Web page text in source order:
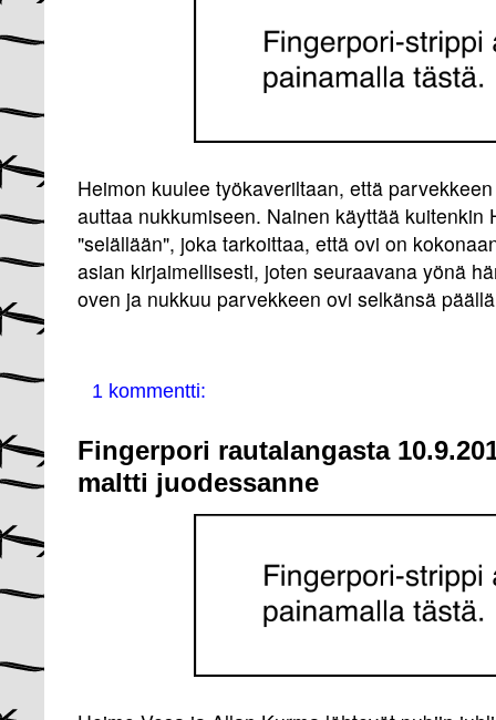
Heimon kuulee työkaveriltaan, että
auttaa nukkumiseen. Nainen käyttää kuitenkin
"selällään", joka tarkoittaa, että ovi on
asian kirjaimellisesti, joten seuraavana yönä
oven ja nukkuu parvekkeen ovi selkänsä
1 kommentti:
Fingerpori rautalangasta
maltti juodessanne